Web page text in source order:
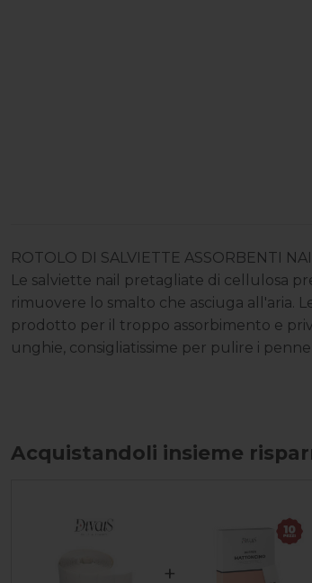
ROTOLO DI SALVIETTE ASSORBENTI
Le salviette nail pretagliate di cellulosa
rimuovere lo smalto che asciuga all'aria.
prodotto per il troppo assorbimento e
unghie, consigliatissime per pulire i
Acquistandoli insieme
+